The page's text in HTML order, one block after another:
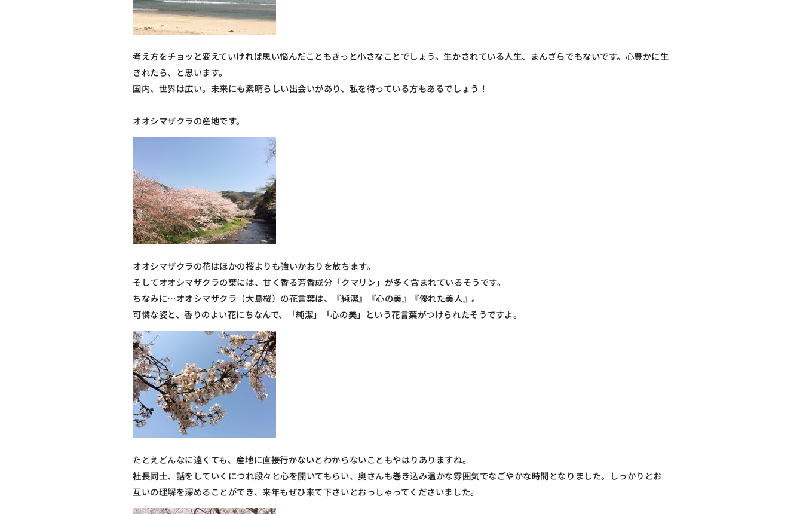
考え方をチョッと変えていければ思い悩んだこともきっと小さなことでしょう。生かされている人生、まんざらでもないです。心豊かに生
きれたら、と思います。
国内、世界は広い。未来にも素晴らしい出会いがあり、私を待っている方もあるでしょう！
オオシマザクラの産地です。
オオシマザクラの花はほかの桜よりも強いかおりを放ちます。
そしてオオシマザクラの葉には、甘く香る芳香成分「クマリン」が多く含まれているそうです。
ちなみに…オオシマザクラ（大島桜）の花言葉は、『純潔』『心の美』『優れた美人』。
可憐な姿と、香りのよい花にちなんで、「純潔」「心の美」という花言葉がつけられたそうですよ。
たとえどんなに遠くても、産地に直接行かないとわからないこともやはりありますね。
社長同士、話をしていくにつれ段々と心を開いてもらい、奥さんも巻き込み温かな雰囲気でなごやかな時間となりました。しっかりとお
互いの理解を深めることができ、来年もぜひ来て下さいとおっしゃってくださいました。